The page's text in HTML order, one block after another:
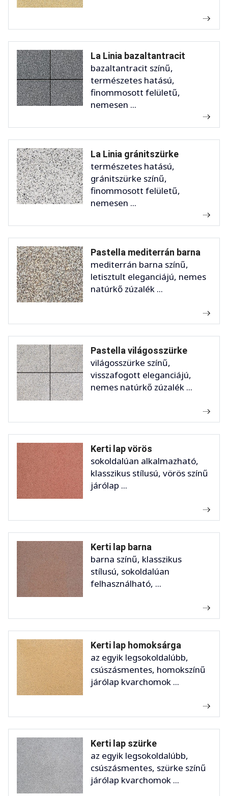
La Linia bazaltantracit
bazaltantracit színű,
természetes hatású,
finommosott felületű,
nemesen ...
La Linia gránitszürke
természetes hatású,
gránitszürke színű,
finommosott felületű,
nemesen ...
Pastella mediterrán barna
mediterrán barna színű,
letisztult eleganciájú, nemes
natúrkő zúzalék ...
Pastella világosszürke
világosszürke színű,
visszafogott eleganciájú,
nemes natúrkő zúzalék ...
Kerti lap vörös
sokoldalúan alkalmazható,
klasszikus stílusú, vörös színű
járólap ...
Kerti lap barna
barna színű, klasszikus
stílusú, sokoldalúan
felhasználható, ...
Kerti lap homoksárga
az egyik legsokoldalúbb,
csúszásmentes, homokszínű
járólap kvarchomok ...
Kerti lap szürke
az egyik legsokoldalúbb,
csúszásmentes, szürke színű
járólap kvarchomok ...